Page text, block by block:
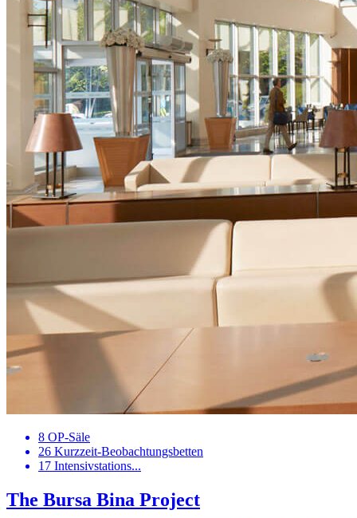
8 OP-Säle
26 Kurzzeit-Beobachtungsbetten
17 Intensivstations...
The Bursa Bina Project